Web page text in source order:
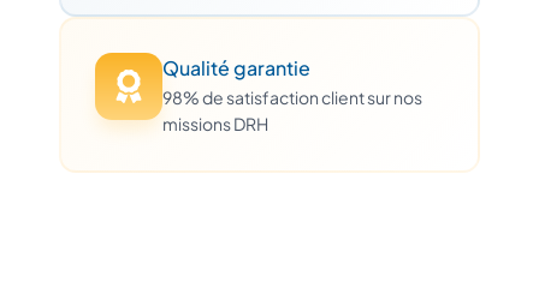
Qualité garantie
98% de satisfaction client sur nos
missions DRH